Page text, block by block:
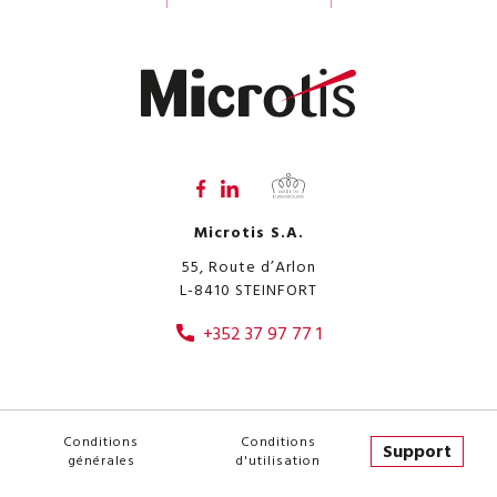
Microtis S.A.
55, Route d’Arlon
L-8410 STEINFORT
+352 37 97 77 1
Conditions
générales
Conditions
d'utilisation
Support